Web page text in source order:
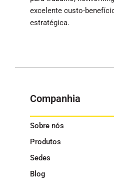
excelente custo-
estratégica.
Companhia
Sobre nós
Produtos
Sedes
Blog